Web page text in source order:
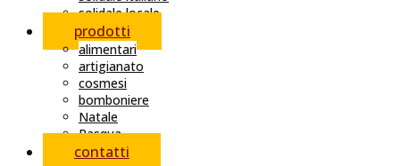
solidale locale
prodotti
alimentari
artigianato
cosmesi
bomboniere
Natale
Pasqua
contatti